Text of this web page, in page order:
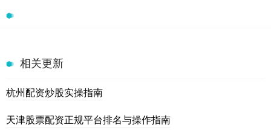
相关更新
杭州配资炒股实操指南
天津股票配资正规平台排名与操作指南